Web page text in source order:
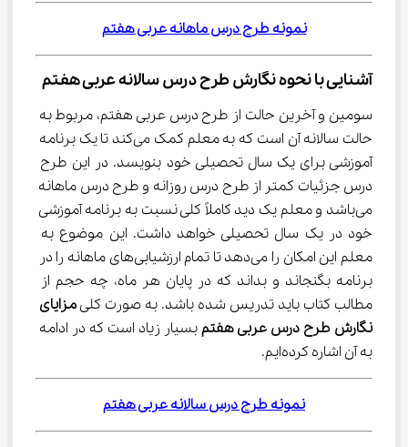
نمونه طرح درس ماهانه عربی هفتم
آشنایی با نحوه نگارش طرح درس سالانه عربی هفتم
سومین و آخرین حالت از طرح درس عربی هفتم، مربوط به
حالت سالانه آن است که به معلم کمک می‌کند تا یک برنامه
آموزشی برای یک سال تحصیلی خود بنویسد. در این طرح
درس جزئیات کمتر از طرح درس روزانه و طرح درس ماهانه
می‌باشد و معلم یک دید کاملاً کلی نسبت به برنامه آموزشی
خود در یک سال تحصیلی خواهد داشت. این موضوع به
معلم این امکان را می‌دهد تا تمام ارزشیابی‌های ماهانه را در
برنامه بگنجاند و بداند که در پایان هر ماه، چه حجم از
مطالب کتاب باید تدریس شده باشد. به صورت کلی مزایای
نگارش طرح درس عربی هفتم بسیار زیاد است که در ادامه
به آن اشاره کرده‌ایم.
نمونه طرح درس سالانه عربی هفتم